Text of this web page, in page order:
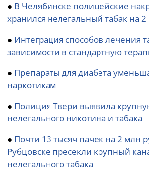
● В Челябинске полицейские
хранился нелегальный табак на
● Интеграция способов лечения
зависимости в стандартную
● Препараты для диабета
наркотикам
● Полиция Твери выявила
нелегального никотина и табака
● Почти 13 тысяч пачек на 2 млн
Рубцовске пресекли крупный
нелегального табака